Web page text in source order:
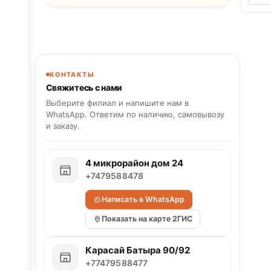
КОНТАКТЫ
Свяжитесь с нами
Выберите филиал и напишите нам в
WhatsApp. Ответим по наличию, самовывозу
и заказу.
4 микрорайон дом 24
+7479588478
Написать в WhatsApp
Показать на карте 2ГИС
Карасай Батыра 90/92
+77479588477